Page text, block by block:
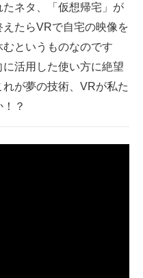
ネタ、「仮想帰宅」が
たらVRで自宅の映像を
というものなのです
活用した使い方に絶望
が夢の技術、VRが私た
？